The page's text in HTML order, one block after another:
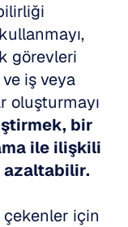
görevleri
iş veya
oluşturmayı
bir
ile ilişkili
azaltabilir.
için